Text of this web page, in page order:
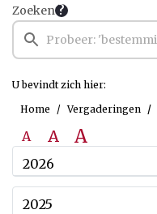
Zoeken
U bevindt zich hier:
Home
Vergaderingen
A A A
2026
2025